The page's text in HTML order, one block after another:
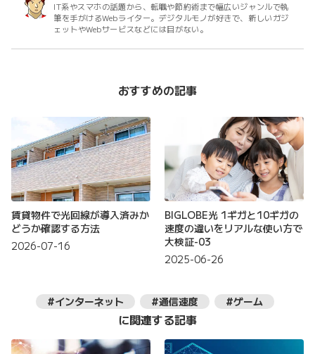
IT系やスマホの話題から、転職や節約術まで幅広いジャンルで執
筆を手がけるWebライター。デジタルモノが好きで、新しいガジ
ェットやWebサービスなどには目がない。
おすすめの記事
賃貸物件で光回線が導入済みか
どうか確認する方法
2026-07-16
BIGLOBE光 1ギガと10ギガの
速度の違いをリアルな使い方で
大検証-03
2025-06-26
#インターネット #通信速度 #ゲーム
に関連する記事